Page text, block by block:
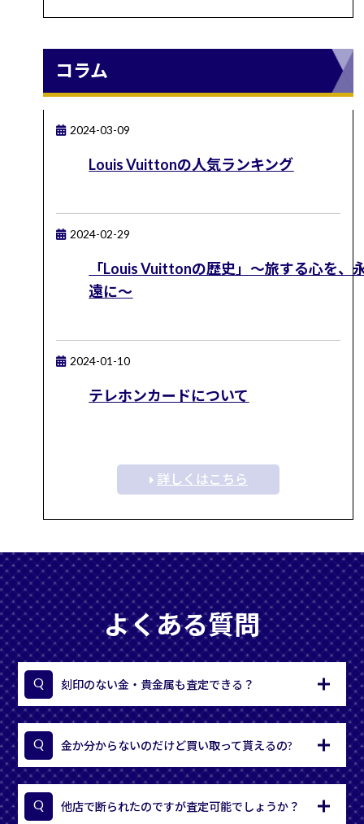
コラム
2024-03-09
Louis Vuittonの人気ランキング
2024-02-29
「Louis Vuittonの歴史」～旅する心を、
遠に～
2024-01-10
テレホンカードについて
詳しくはこちら
よくある質問
刻印のない金・貴金属も査定できる？
金か分からないのだけど買い取って貰えるの?
他店で断られたのですが査定可能でしょうか？